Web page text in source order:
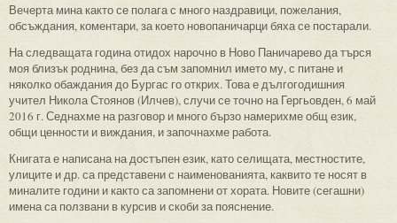
Вечерта мина както се полага с много наздравици, пожелания,
обсъждания, коментари, за което новопаничарци бяха се постарали.
На следващата година отидох нарочно в Ново Паничарево да търся
моя близък роднина, без да съм запомнил името му, с питане и
няколко обаждания до Бургас го открих. Това е дългогодишния
учител Никола Стоянов (Илчев), случи се точно на Гергьовден, 6 май
2016 г. Седнахме на разговор и много бързо намерихме общ език,
общи ценности и виждания, и започнахме работа.
Книгата е написана на достъпен език, като селищата, местностите,
улиците и др. са представени с наименованията, каквито те носят в
миналите години и както са запомнени от хората. Новите (сегашни)
имена са ползвани в курсив и скоби за пояснение.